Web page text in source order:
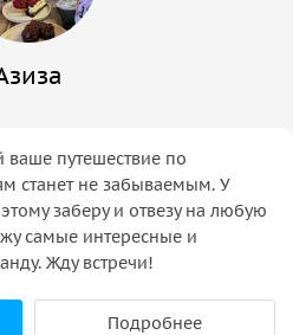
ваше путешествие по
станет не забываемым. У
заберу и отвезу на любую
самые интересные и
Жду встречи!
Подробнее